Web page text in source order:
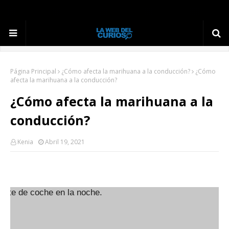
Página Principal ¿Cómo afecta la marihuana a la conducción?
¿Cómo
afecta la marihuana a la conducción?
¿Cómo afecta la marihuana a la
conducción?
Kenia Abril 19, 2021